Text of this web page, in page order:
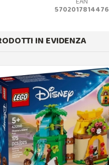
5702017814476
IN EVIDENZA